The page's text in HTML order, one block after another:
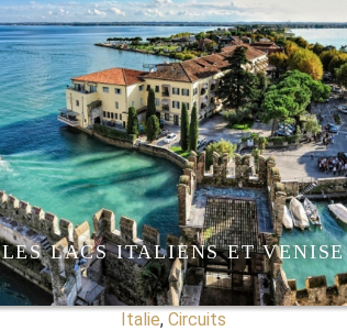
LES LACS ITALIENS ET VENISE
Italie, Circuits